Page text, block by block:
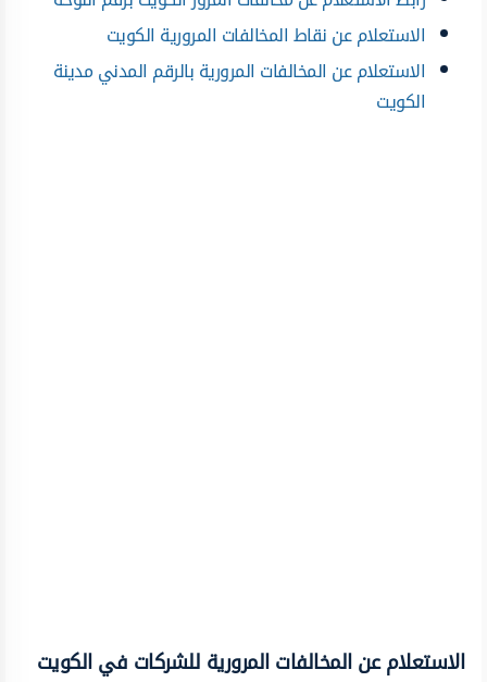
الاستعلام عن نقاط المخالفات المرورية الكويت
الاستعلام عن المخالفات المرورية بالرقم المدني مدينة
الكويت
الاستعلام عن المخالفات المرورية للشركات في الكويت